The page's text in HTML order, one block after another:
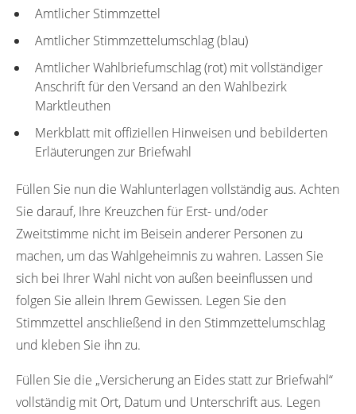
Amtlicher Stimmzettel
Amtlicher Stimmzettelumschlag (blau)
Amtlicher Wahlbriefumschlag (rot) mit vollständiger
Anschrift für den Versand an den Wahlbezirk
Marktleuthen
Merkblatt mit offiziellen Hinweisen und bebilderten
Erläuterungen zur Briefwahl
Füllen Sie nun die Wahlunterlagen vollständig aus. Achten
Sie darauf, Ihre Kreuzchen für Erst- und/oder
Zweitstimme nicht im Beisein anderer Personen zu
machen, um das Wahlgeheimnis zu wahren. Lassen Sie
sich bei Ihrer Wahl nicht von außen beeinflussen und
folgen Sie allein Ihrem Gewissen. Legen Sie den
Stimmzettel anschließend in den Stimmzettelumschlag
und kleben Sie ihn zu.
Füllen Sie die „Versicherung an Eides statt zur Briefwahl“
vollständig mit Ort, Datum und Unterschrift aus. Legen